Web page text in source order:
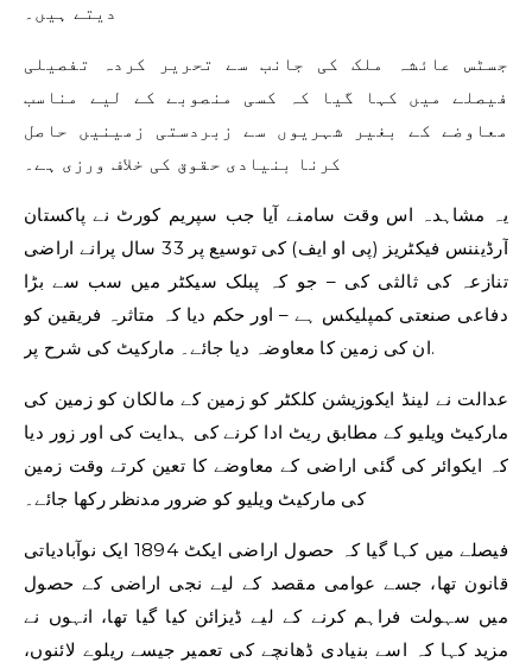
دیتے ہیں۔
جسٹس عائشہ ملک کی جانب سے تحریر کردہ تفصیلی
فیصلے میں کہا گیا کہ کسی منصوبے کے لیے مناسب
معاوضے کے بغیر شہریوں سے زبردستی زمینیں حاصل
کرنا بنیادی حقوق کی خلاف ورزی ہے۔
یہ مشاہدہ اس وقت سامنے آیا جب سپریم کورٹ نے پاکستان
آرڈیننس فیکٹریز (پی او ایف) کی توسیع پر 33 سال پرانے اراضی
تنازعہ کی ثالثی کی – جو کہ پبلک سیکٹر میں سب سے بڑا
دفاعی صنعتی کمپلیکس ہے – اور حکم دیا کہ متاثرہ فریقین کو
ان کی زمین کا معاوضہ دیا جائے۔ مارکیٹ کی شرح پر.
عدالت نے لینڈ ایکوزیشن کلکٹر کو زمین کے مالکان کو زمین کی
مارکیٹ ویلیو کے مطابق ریٹ ادا کرنے کی ہدایت کی اور زور دیا
کہ ایکوائر کی گئی اراضی کے معاوضے کا تعین کرتے وقت زمین
کی مارکیٹ ویلیو کو ضرور مدنظر رکھا جائے۔
فیصلے میں کہا گیا کہ حصول اراضی ایکٹ 1894 ایک نوآبادیاتی
قانون تھا، جسے عوامی مقصد کے لیے نجی اراضی کے حصول
میں سہولت فراہم کرنے کے لیے ڈیزائن کیا گیا تھا، انہوں نے
مزید کہا کہ اسے بنیادی ڈھانچے کی تعمیر جیسے ریلوے لائنوں،